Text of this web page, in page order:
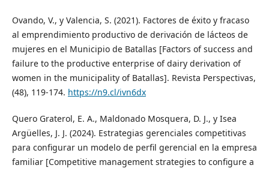
Ovando, V., y Valencia, S. (2021). Factores de éxito y fracaso
al emprendimiento productivo de derivación de lácteos de
mujeres en el Municipio de Batallas [Factors of success and
failure to the productive enterprise of dairy derivation of
women in the municipality of Batallas]. Revista Perspectivas,
(48), 119-174. https://n9.cl/ivn6dx
Quero Graterol, E. A., Maldonado Mosquera, D. J., y Isea
Argüelles, J. J. (2024). Estrategias gerenciales competitivas
para configurar un modelo de perfil gerencial en la empresa
familiar [Competitive management strategies to configure a